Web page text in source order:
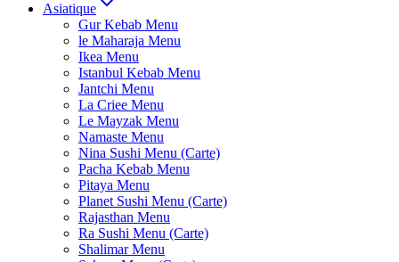
Asiatique
Gur Kebab Menu
le Maharaja Menu
Ikea Menu
Istanbul Kebab Menu
Jantchi Menu
La Criee Menu
Le Mayzak Menu
Namaste Menu
Nina Sushi Menu (Carte)
Pacha Kebab Menu
Pitaya Menu
Planet Sushi Menu (Carte)
Rajasthan Menu
Ra Sushi Menu (Carte)
Shalimar Menu